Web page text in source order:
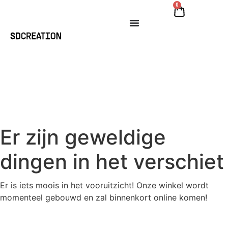
0
Er zijn geweldige
dingen in het verschiet
Er is iets moois in het vooruitzicht! Onze winkel wordt
momenteel gebouwd en zal binnenkort online komen!